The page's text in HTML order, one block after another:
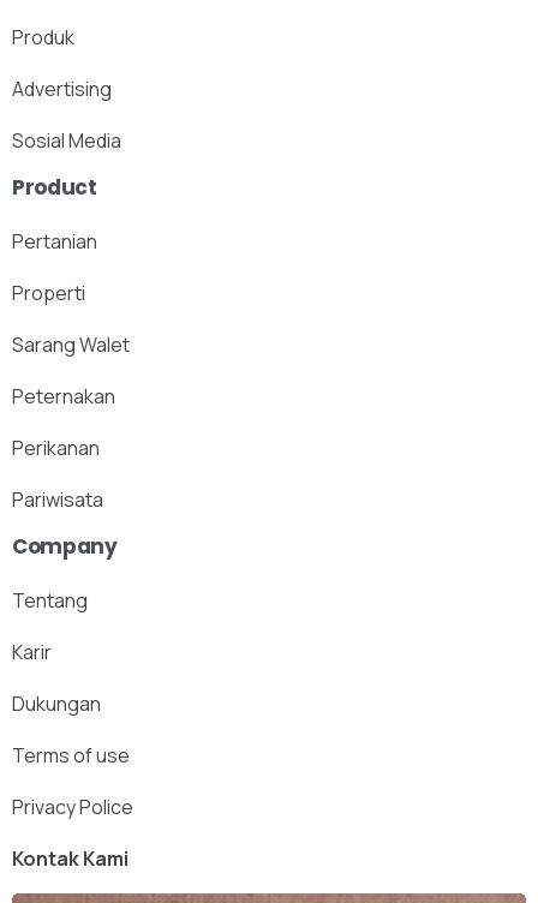
Produk
Advertising
Sosial Media
Product
Pertanian
Properti
Sarang Walet
Peternakan
Perikanan
Pariwisata
Company
Tentang
Karir
Dukungan
Terms of use
Privacy Police
Kontak Kami